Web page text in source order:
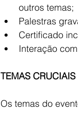
outros temas;
Palestras
Certificado
Interação
TEMAS
Os temas do